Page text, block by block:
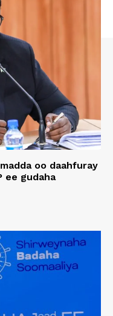
oo daahfuray
ee gudaha